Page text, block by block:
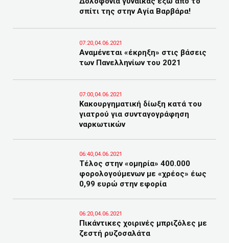
σπίτι της στην Αγία Βαρβάρα!
07:20,04.06.2021
Αναμένεται «έκρηξη» στις βάσεις
των Πανελληνίων του 2021
07:00,04.06.2021
Κακουργηματική δίωξη κατά του
γιατρού για συνταγογράφηση
ναρκωτικών
06:40,04.06.2021
Τέλος στην «ομηρία» 400.000
φορολογούμενων με «χρέος» έως
0,99 ευρώ στην εφορία
06:20,04.06.2021
Πικάντικες χοιρινές μπριζόλες με
ζεστή ρυζοσαλάτα